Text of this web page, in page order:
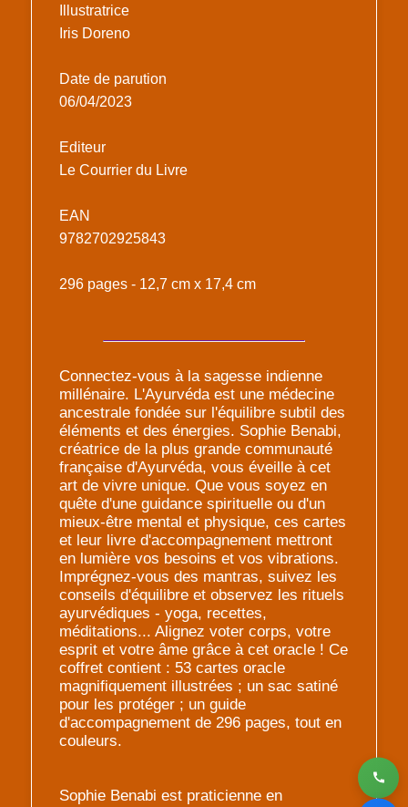
Illustratrice
Iris Doreno
Date de parution
06/04/2023
Editeur
Le Courrier du Livre
EAN
9782702925843
296 pages - 12,7 cm x 17,4 cm
Connectez-vous à la sagesse indienne
millénaire. L'Ayurvéda est une médecine
ancestrale fondée sur l'équilibre subtil des
éléments et des énergies. Sophie Benabi,
créatrice de la plus grande communauté
française d'Ayurvéda, vous éveille à cet
art de vivre unique. Que vous soyez en
quête d'une guidance spirituelle ou d'un
mieux-être mental et physique, ces cartes
et leur livre d'accompagnement mettront
en lumière vos besoins et vos vibrations.
Imprégnez-vous des mantras, suivez les
conseils d'équilibre et observez les rituels
ayurvédiques - yoga, recettes,
méditations... Alignez voter corps, votre
esprit et votre âme grâce à cet oracle ! Ce
coffret contient : 53 cartes oracle
magnifiquement illustrées ; un sac satiné
pour les protéger ; un guide
d'accompagnement de 296 pages, tout en
couleurs.
Sophie Benabi est praticienne en